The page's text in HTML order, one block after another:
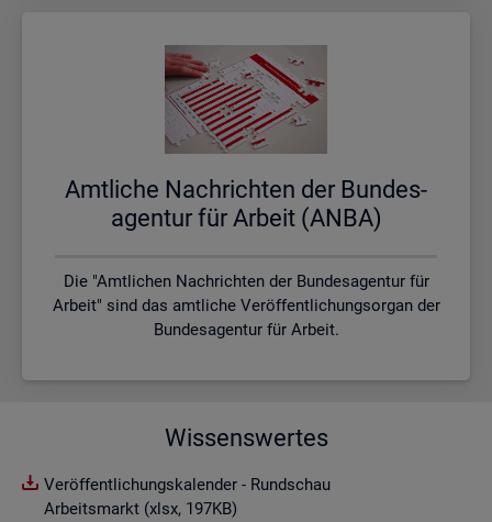
Amt­li­che Nach­rich­ten der Bun­des­
agen­tur für Ar­beit (ANBA)
Die "Amtlichen Nachrichten der Bundesagentur für
Arbeit" sind das amtliche Veröffentlichungsorgan der
Bundesagentur für Arbeit.
Wissenswertes
Veröffentlichungskalender - Rundschau
Arbeitsmarkt (xlsx, 197KB)